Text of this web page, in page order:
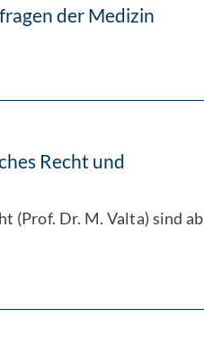
der Medizin
Recht und
(Prof. Dr. M. Valta) sind ab